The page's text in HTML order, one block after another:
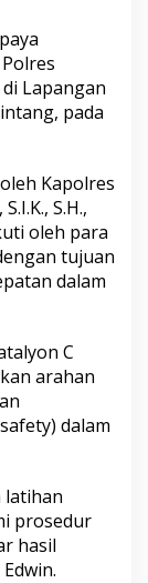
Lapangan
pada
Kapolres
S.H.,
oleh para
tujuan
dalam
C
arahan
dalam
latihan
prosedur
hasil